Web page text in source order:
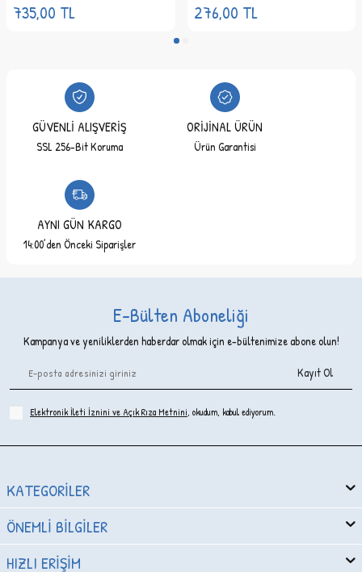
735,00 TL 276,00 TL
GÜVENLİ ALIŞVERİŞ
SSL 256-Bit Koruma
ORİJİNAL ÜRÜN
Ürün Garantisi
AYNI GÜN KARGO
14:00’den Önceki Siparişler
E-Bülten Aboneliği
Kampanya ve yeniliklerden haberdar olmak için e-bültenimize abone olun!
Kayıt Ol
Elektronik İleti İzni‌ni ve Açık Rıza Metni‌ni, okudum, kabul ediyorum.
KATEGORILER
ÖNEMLI BILGILER
HIZLI ERIŞIM